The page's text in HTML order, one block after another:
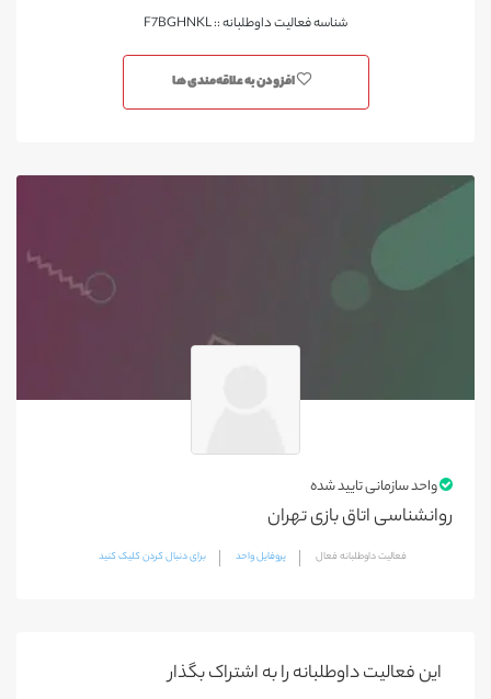
شناسه فعالیت داوطلبانه :: F7BGHNKL
افزودن به علاقه‌مندی ها
واحد سازمانی تایید شده
روانشناسی اتاق بازی تهران
فعالیت داوطلبانه فعال پروفایل واحد برای دنبال کردن کلیک کنید
این فعالیت‌ داوطلبانه را به اشتراک بگذار